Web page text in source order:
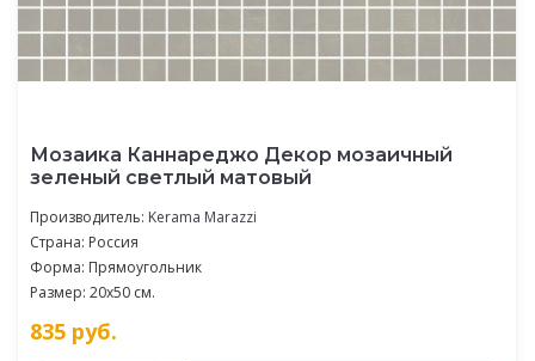
Мозаика Каннареджо Декор мозаичный
зеленый светлый матовый
Производитель: Kerama Marazzi
Страна: Россия
Форма: Прямоугольник
Размер: 20x50 см.
835 руб.